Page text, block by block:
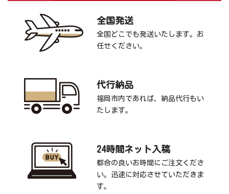
全国発送
全国どこでも発送いたします。お
任せください。
代行納品
福岡市内であれば、納品代行もい
たします。
24時間ネット入稿
都合の良いお時間にご注文くださ
い。迅速に対応させていただきま
す。